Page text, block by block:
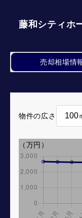
藤和シティホ
売却相場情
物件の広さ
（万円）